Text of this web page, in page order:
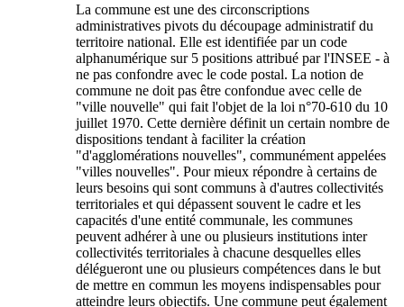
La commune est une des circonscriptions
administratives pivots du découpage administratif du
territoire national. Elle est identifiée par un code
alphanumérique sur 5 positions attribué par l'INSEE - à
ne pas confondre avec le code postal. La notion de
commune ne doit pas être confondue avec celle de
"ville nouvelle" qui fait l'objet de la loi n°70-610 du 10
juillet 1970. Cette dernière définit un certain nombre de
dispositions tendant à faciliter la création
"d'agglomérations nouvelles", communément appelées
"villes nouvelles". Pour mieux répondre à certains de
leurs besoins qui sont communs à d'autres collectivités
territoriales et qui dépassent souvent le cadre et les
capacités d'une entité communale, les communes
peuvent adhérer à une ou plusieurs institutions inter
collectivités territoriales à chacune desquelles elles
délégueront une ou plusieurs compétences dans le but
de mettre en commun les moyens indispensables pour
atteindre leurs objectifs. Une commune peut également